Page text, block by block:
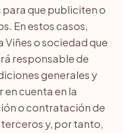
que publiciten o
En estos casos,
Viñes o sociedad que
responsable de
generales y
cuenta en la
o contratación de
y, por tanto,